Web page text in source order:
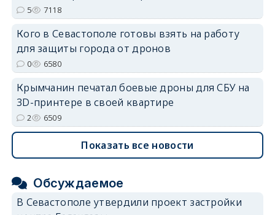
5 7118
Кого в Севастополе готовы взять на работу
для защиты города от дронов
0 6580
Крымчанин печатал боевые дроны для СБУ на
3D-принтере в своей квартире
2 6509
Показать все новости
Обсуждаемое
В Севастополе утвердили проект застройки